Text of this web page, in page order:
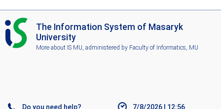
I
S
M
The Information System of Masaryk
University
More about IS MU, administered by Faculty of Informatics, MU
Do you need help? 7/8/2026 12:56